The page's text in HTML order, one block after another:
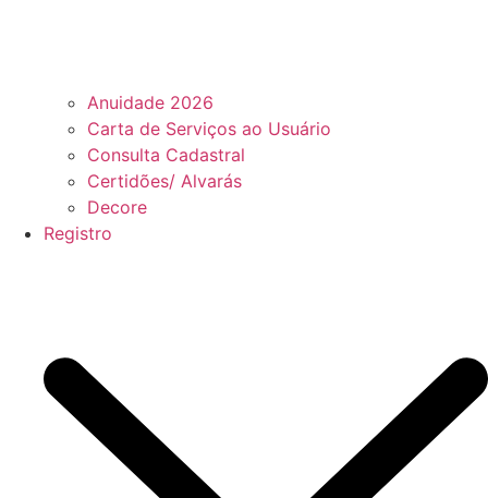
Anuidade 2026
Carta de Serviços ao Usuário
Consulta Cadastral
Certidões/ Alvarás
Decore
Registro